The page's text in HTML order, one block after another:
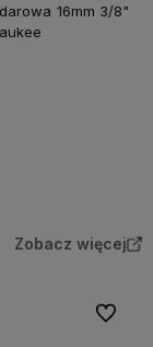
16mm 3/8"
Zobacz więcej
Do